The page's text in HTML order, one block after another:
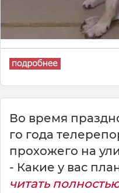
Во время
го года
прохожего на
- Какие у вас
читать